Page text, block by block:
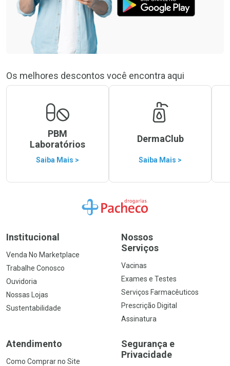
Os melhores descontos você encontra aqui
PBM
Laboratórios
Saiba Mais >
DermaClub
Saiba Mais >
Ir para a Home
Institucional
Venda No Marketplace
Trabalhe Conosco
Ouvidoria
Nossas Lojas
Sustentabilidade
Nossos
Serviços
Vacinas
Exames e Testes
Serviços Farmacêuticos
Prescrição Digital
Assinatura
Atendimento
Como Comprar no Site
Segurança e
Privacidade